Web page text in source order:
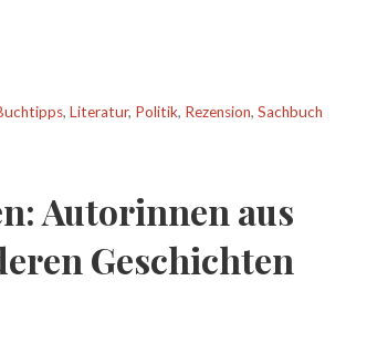
,Literatur, Politik, Rezension,Sachbuch
Autorinnen aus
Geschichten